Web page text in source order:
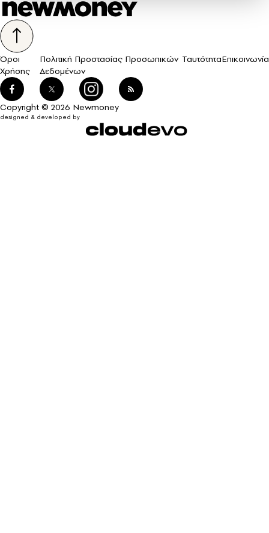
Όροι
Χρήσης
Πολιτική Προστασίας Προσωπικών
Δεδομένων
ΤαυτότηταΕπικοινωνία
Copyright © 2026 Newmoney
designed & developed by